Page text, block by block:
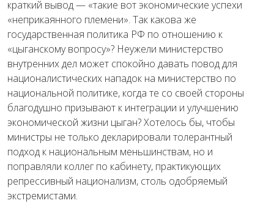
краткий вывод — «такие вот экономические успехи
«неприкаянного племени». Так какова же
государственная политика РФ по отношению к
«цыганскому вопросу»? Неужели министерство
внутренних дел может спокойно давать повод для
националистических нападок на министерство по
национальной политике, когда те со своей стороны
благодушно призывают к интеграции и улучшению
экономической жизни цыган? Хотелось бы, чтобы
министры не только декларировали толерантный
подход к национальным меньшинствам, но и
поправляли коллег по кабинету, практикующих
репрессивный национализм, столь одобряемый
экстремистами.